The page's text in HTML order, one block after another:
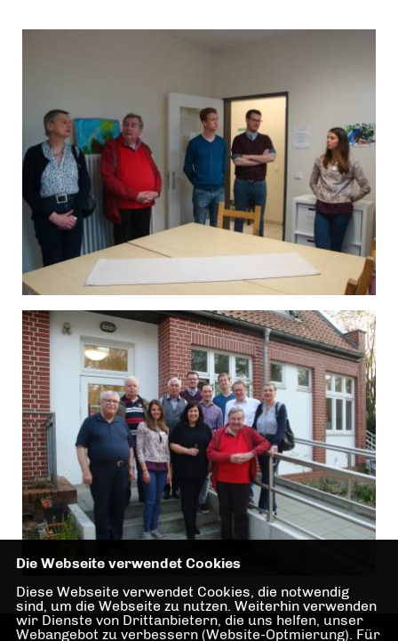
Die Webseite verwendet Cookies
Diese Webseite verwendet Cookies, die notwendig
sind, um die Webseite zu nutzen. Weiterhin verwenden
wir Dienste von Drittanbietern, die uns helfen, unser
Webangebot zu verbessern (Website-Optmierung). Für